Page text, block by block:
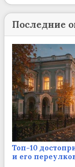
Последние
Топ-10
и его